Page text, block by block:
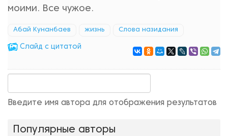
моими. Все чужое.
Абай Кунанбаев жизнь Слова назидания
Cлайд с цитатой
Введите имя автора для отображения результатов
Популярные авторы